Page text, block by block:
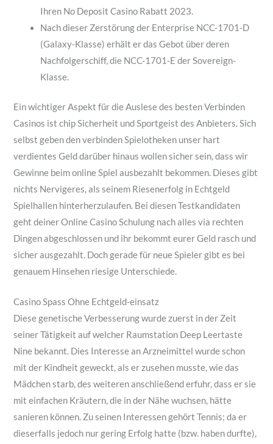
Ihren No Deposit Casino Rabatt 2023.
Nach dieser Zerstörung der Enterprise NCC-1701-D
(Galaxy-Klasse) erhält er das Gebot über deren
Nachfolgerschiff, die NCC-1701-E der Sovereign-
Klasse.
Ein wichtiger Aspekt für die Auslese des besten Verbinden
Casinos ist chip Sicherheit und Sportgeist des Anbieters. Sich
selbst geben den verbinden Spielotheken unser hart
verdientes Geld darüber hinaus wollen sicher sein, dass wir
Gewinne beim online Spiel ausbezahlt bekommen. Dieses gibt
nichts Nervigeres, als seinem Riesenerfolg in Echtgeld
Spielhallen hinterherzulaufen. Bei diesen Testkandidaten
geht deiner Online Casino Schulung nach alles via rechten
Dingen abgeschlossen und ihr bekommt eurer Geld rasch und
sicher ausgezahlt. Doch gerade für neue Spieler gibt es bei
genauem Hinsehen riesige Unterschiede.
Casino Spass Ohne Echtgeld-einsatz
Diese genetische Verbesserung wurde zuerst in der Zeit
seiner Tätigkeit auf welcher Raumstation Deep Leertaste
Nine bekannt. Dies Interesse an Arzneimittel wurde schon
mit der Kindheit geweckt, als er zusehen musste, wie das
Mädchen starb, des weiteren anschließend erfuhr, dass er sie
mit einfachen Kräutern, die in der Nähe wuchsen, hätte
sanieren können. Zu seinen Interessen gehört Tennis; da er
dieserfalls jedoch nur gering Erfolg hatte (bzw. haben durfte),